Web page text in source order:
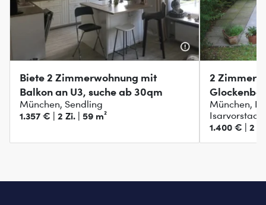
Biete 2 Zimmerwohnung mit
Balkon an U3, suche ab 30qm
München, Sendling
1.357 € | 2 Zi. | 59 m²
2 Zimmer
Garten,
München,
Isarvorstadt
1.400 € | 2